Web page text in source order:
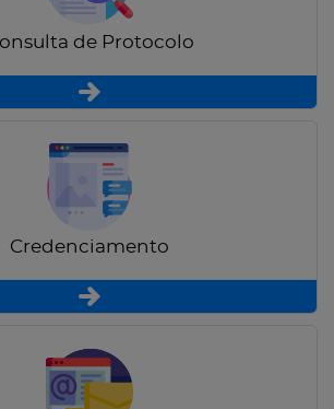
de Protocolo
Credenciamento